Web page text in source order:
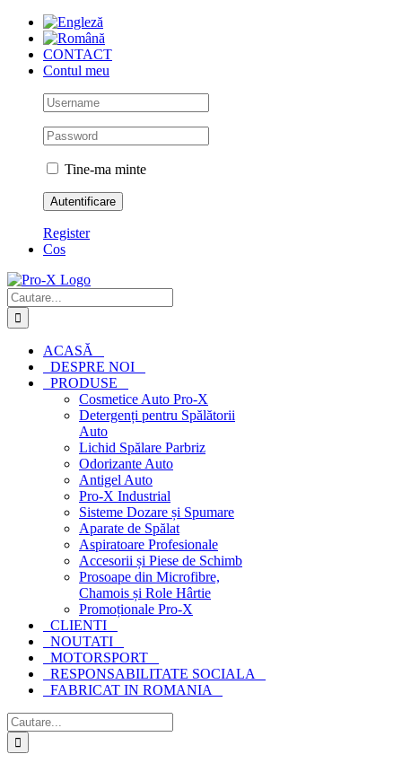
Skip
contentCONTACT
Contul meu
Tine-ma minte
Register
Cos
Cautare...
ACASĂ
DESPRE NOI
PRODUSE
Cosmetice Auto Pro-X
Detergenți pentru Spălătorii
Auto
Lichid Spălare Parbriz
Odorizante Auto
Antigel Auto
Pro-X Industrial
Sisteme Dozare și Spumare
Aparate de Spălat
Aspiratoare Profesionale
Accesorii și Piese de Schimb
Prosoape din Microfibre,
Chamois și Role Hârtie
Promoționale Pro-X
CLIENTI
NOUTATI
MOTORSPORT
RESPONSABILITATE SOCIALA
FABRICAT IN ROMANIA
Cautare...